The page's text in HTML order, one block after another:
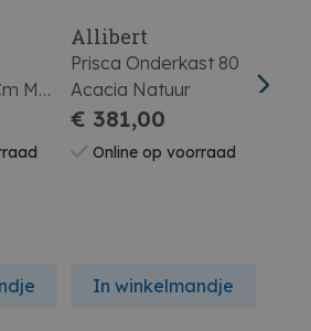
Met
Allibert
Prisca Onderkast 80
Acacia Natuur
€ 381,00
Online op voorraad
In winkelmandje